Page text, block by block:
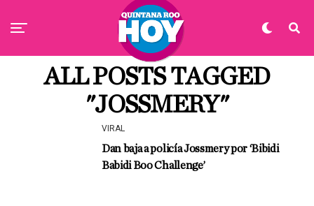
ALL POSTS TAGGED
"JOSSMERY"
VIRAL
Dan baja a policía Jossmery por ‘Bibidi
Babidi Boo Challenge’